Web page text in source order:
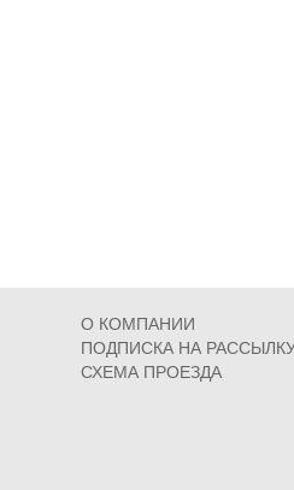
О КОМПАНИИ
ПОДПИСКА НА
СХЕМА ПРОЕЗДА